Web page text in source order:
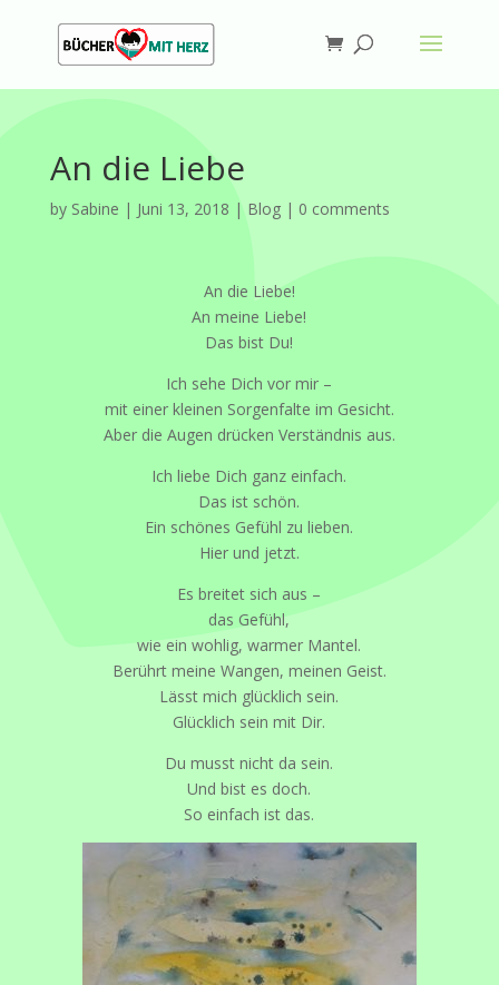
An die Liebe
by Sabine | Juni 13, 2018 | Blog| 0 comments
An die Liebe!
An meine Liebe!
Das bist Du!
Ich sehe Dich vor mir –
mit einer kleinen Sorgenfalte im Gesicht.
Aber die Augen drücken Verständnis aus.
Ich liebe Dich ganz einfach.
Das ist schön.
Ein schönes Gefühl zu lieben.
Hier und jetzt.
Es breitet sich aus –
das Gefühl,
wie ein wohlig, warmer Mantel.
Berührt meine Wangen, meinen Geist.
Lässt mich glücklich sein.
Glücklich sein mit Dir.
Du musst nicht da sein.
Und bist es doch.
So einfach ist das.